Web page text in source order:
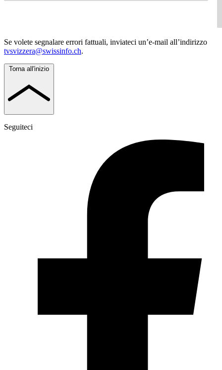
Se volete segnalare errori fattuali, inviateci un’e-mail all’indirizzo
tvsvizzera@swissinfo.ch.
Torna all'inizio
Seguiteci